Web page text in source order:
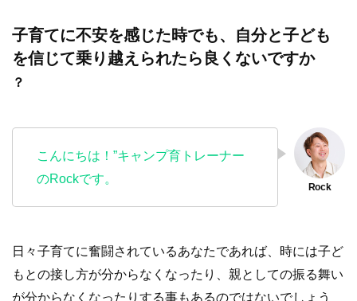
子育てに不安を感じた時でも、自分と子ども
を信じて乗り越えられたら良くないですか
？
こんにちは！”キャンプ育トレーナー
のRockです。
日々子育てに奮闘されているあなたであれば、時には子ど
もとの接し方が分からなくなったり、親としての振る舞い
が分からなくなったりする事もあるのではないでしょう